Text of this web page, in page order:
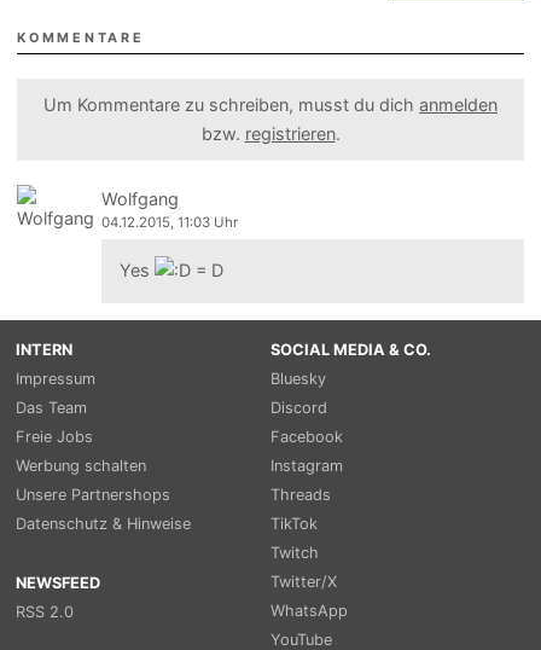
KOMMENTARE
Um Kommentare zu schreiben, musst du dich anmelden
bzw. registrieren.
Wolfgang
04.12.2015, 11:03 Uhr
Yes
INTERN
Impressum
Das Team
Freie Jobs
Werbung schalten
Unsere Partnershops
Datenschutz & Hinweise
NEWSFEED
RSS 2.0
SOCIAL MEDIA & CO.
Bluesky
Discord
Facebook
Instagram
Threads
TikTok
Twitch
Twitter/X
WhatsApp
YouTube